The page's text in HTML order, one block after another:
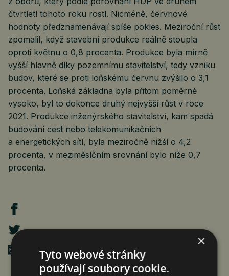
čtvrtletí tohoto roku rostl. Nicméně, červnové
hodnoty předznamenávají spíše pokles. Meziroční růst
zpomalil, když stavební produkce reálně stoupla
oproti květnu o 0,8 procenta. Produkce byla mírně
vyšší hlavně díky pozemnímu stavitelství, tedy vzniku
budov, které se proti loňskému červnu zvýšilo o 3,1
procenta. Loňská základna byla přitom poměrně
vysoko, byl to dokonce druhý nejvyšší růst v roce
2021. Produkce inženýrského stavitelství, kam spadá
budování cest nebo telekomunikačních
a energetických sítí, byla meziročně nižší o 4,2
procenta, v meziměsíčním srovnání bylo níže 0,7
procenta.
Poslat mailem
×
Tyto webové stránky
používají soubory cookie.